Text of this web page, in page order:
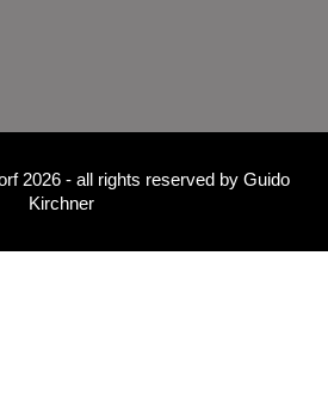
2026 - all rights reserved by Guido
Kirchner